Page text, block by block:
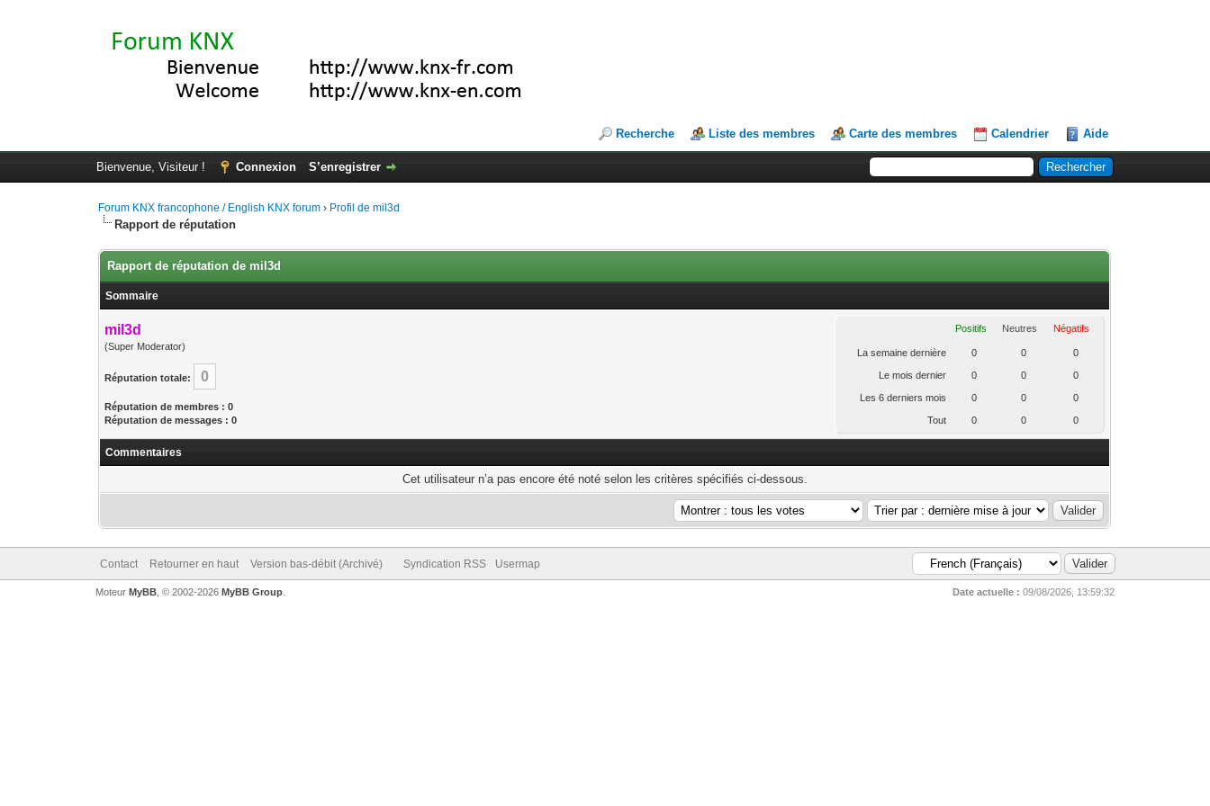
Recherche Liste des membres Carte des membres Calendrier Aide
Bienvenue, Visiteur ! Connexion S’enregistrer
Forum KNX francophone / English KNX forum › Profil de mil3d
Rapport de réputation
Rapport de réputation de mil3d
Sommaire
mil3d
(Super Moderator)
Réputation totale: 0
Réputation de membres : 0
Réputation de messages : 0
Positifs Neutres Négatifs
La semaine dernière 0 0 0
Le mois dernier 0 0 0
Les 6 derniers mois 0 0 0
Tout 0 0 0
Commentaires
Cet utilisateur n’a pas encore été noté selon les critères spécifiés ci-dessous.
Contact Retourner en haut Version bas-débit (Archivé) Syndication RSS Usermap
Date actuelle : 09/08/2026, 13:59:32
Moteur MyBB, © 2002-2026 MyBB Group.